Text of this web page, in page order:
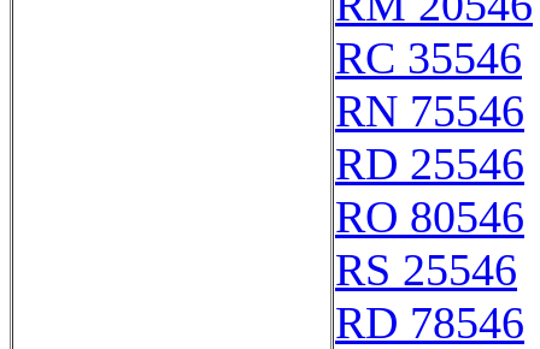
RC 35546
RN 75546
RD 25546
RO 80546
RS 25546
RD 78546